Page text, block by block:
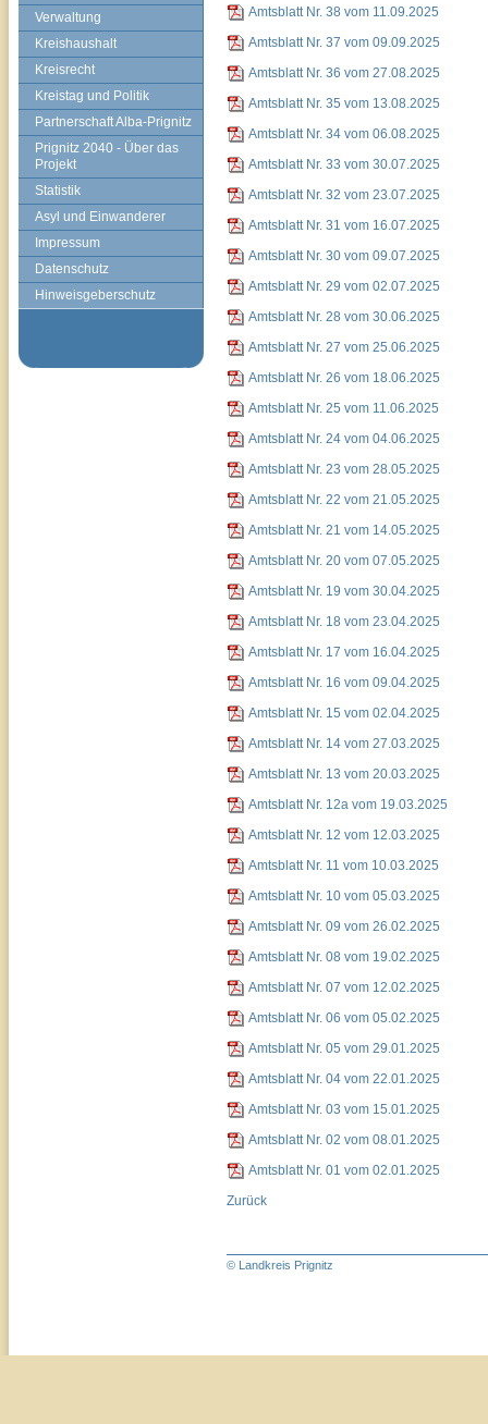
Verwaltung
Kreishaushalt
Kreisrecht
Kreistag und Politik
Partnerschaft Alba-Prignitz
Prignitz 2040 - Über das
Projekt
Statistik
Asyl und Einwanderer
Impressum
Datenschutz
Hinweisgeberschutz
Amtsblatt Nr. 38 vom 11.09.2025
Amtsblatt Nr. 37 vom 09.09.2025
Amtsblatt Nr. 36 vom 27.08.2025
Amtsblatt Nr. 35 vom 13.08.2025
Amtsblatt Nr. 34 vom 06.08.2025
Amtsblatt Nr. 33 vom 30.07.2025
Amtsblatt Nr. 32 vom 23.07.2025
Amtsblatt Nr. 31 vom 16.07.2025
Amtsblatt Nr. 30 vom 09.07.2025
Amtsblatt Nr. 29 vom 02.07.2025
Amtsblatt Nr. 28 vom 30.06.2025
Amtsblatt Nr. 27 vom 25.06.2025
Amtsblatt Nr. 26 vom 18.06.2025
Amtsblatt Nr. 25 vom 11.06.2025
Amtsblatt Nr. 24 vom 04.06.2025
Amtsblatt Nr. 23 vom 28.05.2025
Amtsblatt Nr. 22 vom 21.05.2025
Amtsblatt Nr. 21 vom 14.05.2025
Amtsblatt Nr. 20 vom 07.05.2025
Amtsblatt Nr. 19 vom 30.04.2025
Amtsblatt Nr. 18 vom 23.04.2025
Amtsblatt Nr. 17 vom 16.04.2025
Amtsblatt Nr. 16 vom 09.04.2025
Amtsblatt Nr. 15 vom 02.04.2025
Amtsblatt Nr. 14 vom 27.03.2025
Amtsblatt Nr. 13 vom 20.03.2025
Amtsblatt Nr. 12a vom 19.03.2025
Amtsblatt Nr. 12 vom 12.03.2025
Amtsblatt Nr. 11 vom 10.03.2025
Amtsblatt Nr. 10 vom 05.03.2025
Amtsblatt Nr. 09 vom 26.02.2025
Amtsblatt Nr. 08 vom 19.02.2025
Amtsblatt Nr. 07 vom 12.02.2025
Amtsblatt Nr. 06 vom 05.02.2025
Amtsblatt Nr. 05 vom 29.01.2025
Amtsblatt Nr. 04 vom 22.01.2025
Amtsblatt Nr. 03 vom 15.01.2025
Amtsblatt Nr. 02 vom 08.01.2025
Amtsblatt Nr. 01 vom 02.01.2025
Zurück
© Landkreis Prignitz